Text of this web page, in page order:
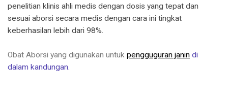
penelitian klinis ahli medis dengan dosis yang tepat dan
sesuai aborsi secara medis dengan cara ini tingkat
keberhasilan lebih dari 98%.
Obat Aborsi yang digunakan untuk pengguguran janin di
dalam kandungan.